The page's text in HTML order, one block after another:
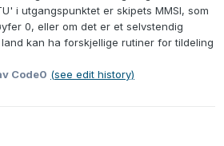
i utgangspunktet er skipets MMSI, som
0, eller om det er et selvstendig
kan ha forskjellige rutiner for tildeling
Code0 (see edit history)